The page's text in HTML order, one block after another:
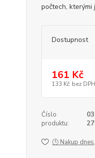
počtech, kterými
Dostupnost
161 Kč
133 Kč bez DPH
Číslo
produktu:
🕒 Nakup